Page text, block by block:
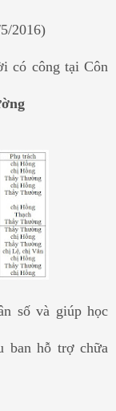
2016)
có công tại Côn
số và giúp học
ban hỗ trợ chữa